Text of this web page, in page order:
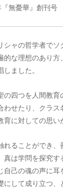
『無憂華』創刊
シャの哲学者でソ
的な理想のあり
ました。
の四つを人間教育
わせたり、クラ
育に対しての思い
れることができ、
真は学問を探究す
自己の魂の声に耳
にして成り立つ、